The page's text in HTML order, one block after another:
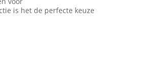
is het de perfecte keuze